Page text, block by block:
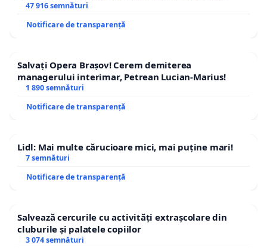
47 916 semnături
Notificare de transparență
Salvați Opera Brașov! Cerem demiterea
managerului interimar, Petrean Lucian-Marius!
1 890 semnături
Notificare de transparență
Lidl: Mai multe cărucioare mici, mai puține mari!
7 semnături
Notificare de transparență
Salvează cercurile cu activități extrașcolare din
cluburile și palatele copiilor
3 074 semnături